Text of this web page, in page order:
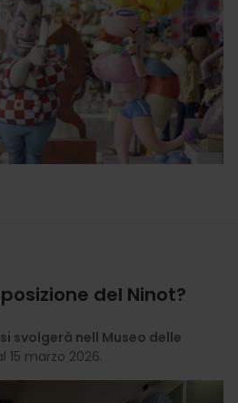
del Ninot?
svolgerà nell Museo delle
15 marzo 2026.